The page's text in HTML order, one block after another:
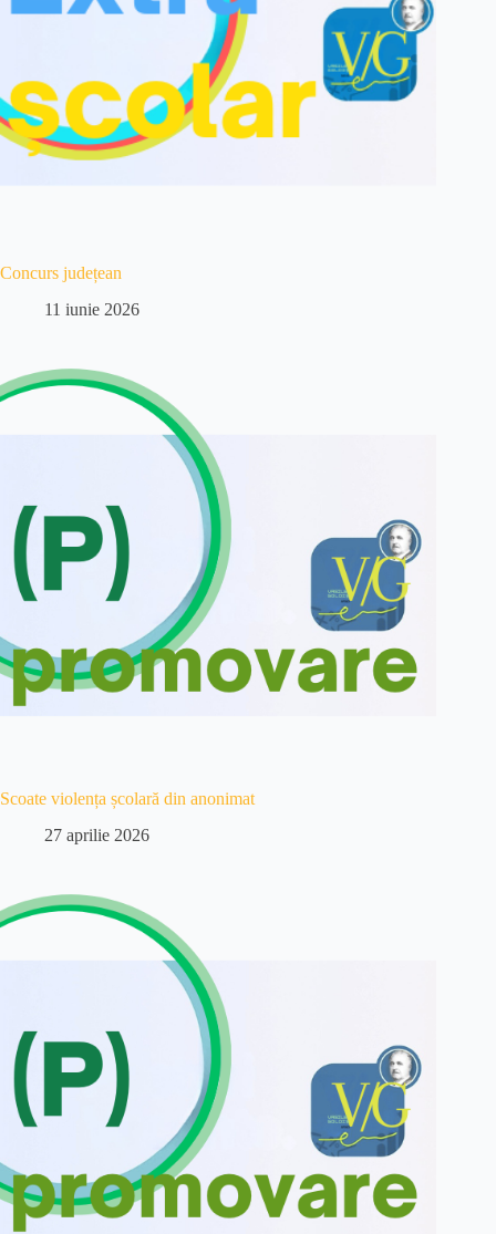
Concurs județean
11 iunie 2026
Scoate violența școlară din anonimat
27 aprilie 2026